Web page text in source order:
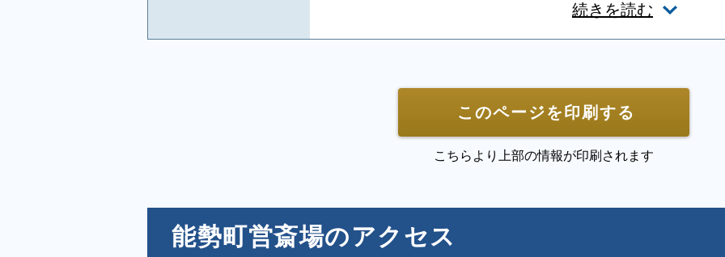
続きを読む
友人葬対応
- 親族控室
○ シャワー
テレビ
このページを印刷する
こちらより上部の情報が印刷されます
能勢町営斎場のアクセス